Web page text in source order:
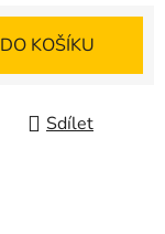
DO KOŠÍKU
Sdílet